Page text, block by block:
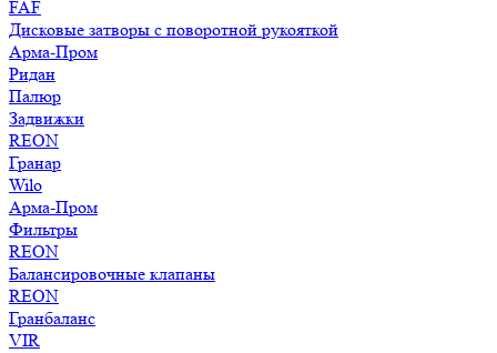
FAF
Дисковые затворы с поворотной рукояткой
Арма-Пром
Ридан
Палюр
Задвижки
REON
Гранар
Wilo
Арма-Пром
Фильтры
REON
Балансировочные клапаны
REON
Гранбаланс
VIR